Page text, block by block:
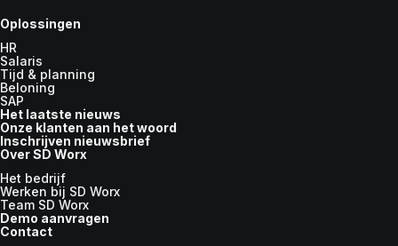
Oplossingen
HR
Salaris
Tijd & planning
Beloning
SAP
Het laatste nieuws
Onze klanten aan het woord
Inschrijven nieuwsbrief
Over SD Worx
Het bedrijf
Werken bij SD Worx
Team SD Worx
Demo aanvragen
Contact